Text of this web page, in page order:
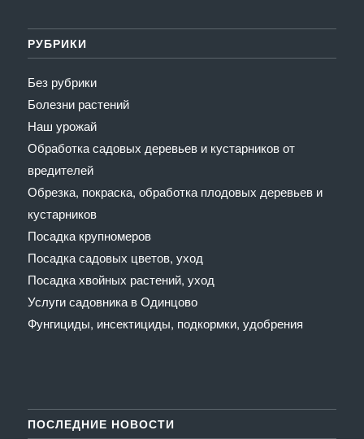
РУБРИКИ
Без рубрики
Болезни растений
Наш урожай
Обработка садовых деревьев и кустарников от
вредителей
Обрезка, покраска, обработка плодовых деревьев и
кустарников
Посадка крупномеров
Посадка садовых цветов, уход
Посадка хвойных растений, уход
Услуги садовника в Одинцово
Фунгициды, инсектициды, подкормки, удобрения
ПОСЛЕДНИЕ НОВОСТИ